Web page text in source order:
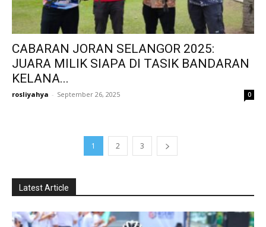
CABARAN JORAN SELANGOR 2025:
JUARA MILIK SIAPA DI TASIK BANDARAN
KELANA...
rosliyahya - September 26, 2025 0
1 2 3
Latest Article